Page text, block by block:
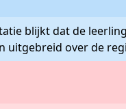
blijkt dat de
uitgebreid over de